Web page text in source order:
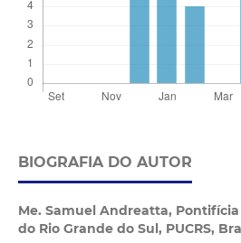
BIOGRAFIA DO AUTOR
Me. Samuel Andreatta,
do Rio Grande do Sul, PUCRS,